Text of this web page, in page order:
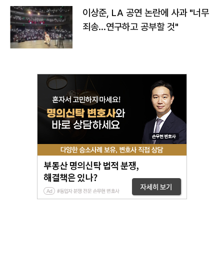
이상준, LA 공연 논란에 사과 "너무
죄송…연구하고 공부할 것"